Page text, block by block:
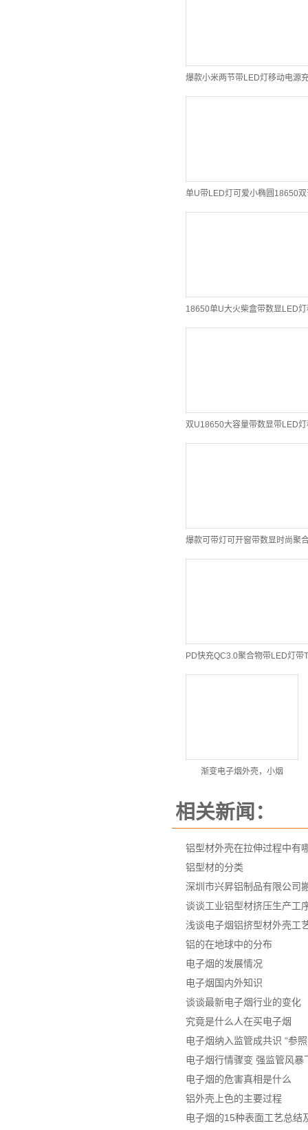
爆款小米两节带LED灯移动电源
渐变电子烟外壳，小烟
相关新闻：
铝型材外壳在拉伸过程中有
铝型材的分类
深圳市兴昇铝制品有限公司
谈谈工业铝型材挤压生产工
浅谈电子烟铝挤型材外壳工
铝的在地球中的分布
电子烟的发展情况
电子烟国内外知识
谈谈最新电子烟行业的变化
究竟是什么人在买电子烟
电子烟纳入监管成共识 “参
电子烟行情骤变 强监管风
电子烟的危害真相是什么
铝外壳上色的主要过程
电子烟的15种表面工艺总结